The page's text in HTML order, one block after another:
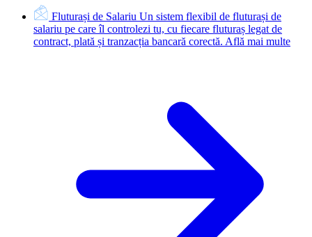
Fluturași de Salariu Un sistem flexibil de fluturași de
salariu pe care îl controlezi tu, cu fiecare fluturaș legat de
contract, plată și tranzacția bancară corectă. Află mai multe